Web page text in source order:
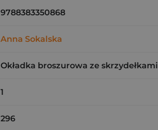
9788383350868
Anna Sokalska
Okładka broszurowa ze skrzydełkami
1
296